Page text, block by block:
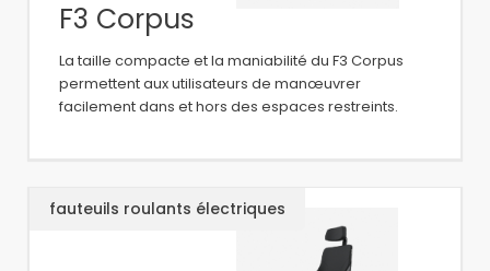
F3 Corpus
La taille compacte et la maniabilité du F3 Corpus
permettent aux utilisateurs de manœuvrer
facilement dans et hors des espaces restreints.
fauteuils roulants électriques